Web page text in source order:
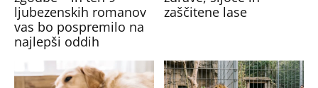
ljubezenskih romanov
vas bo pospremilo na
najlepši oddih
zaščitene lase